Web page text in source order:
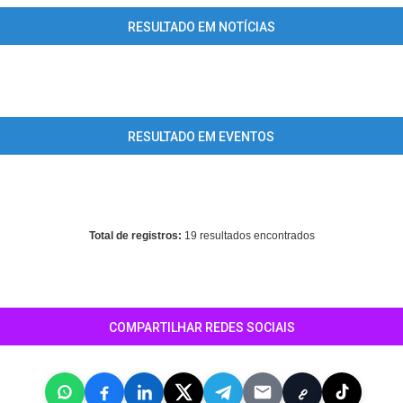
RESULTADO EM NOTÍCIAS
RESULTADO EM EVENTOS
Total de registros: 19 resultados encontrados
COMPARTILHAR REDES SOCIAIS